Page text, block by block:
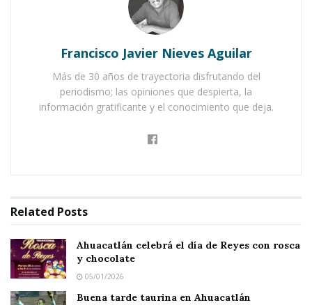
yerbajos, el ratón cortesano le dijo:
Notas Relacionadas
Ahuacatlán celebrá el día de Reyes con rosca y
chocolate
conmigo y a tu disposición lo tendrás.
Partieron ambos para la corte. Mostró el ratón
cortesano a su amigo trigo y legumbres, higos y
queso, frutas y miel. Maravillado, el ratón
Francisco Javier Nieves Aguilar
Más de 30 años de trayectoria disfrutando del
periodismo; las opiniones que despierta, la
información gratificante y el conocimiento que deja.
Related Posts
Ahuacatlán celebrá el día de Reyes con rosca
y chocolate
05/01/2026
Buena tarde taurina en Ahuacatlán